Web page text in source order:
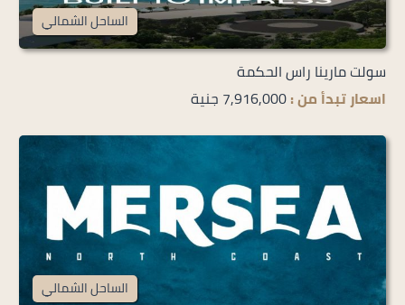
الساحل الشمالي
سولت مارينا راس الحكمة
اسعار تبدأ من :7,916,000 جنية
الساحل الشمالي